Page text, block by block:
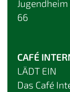
66
CAFÉ
LÄDT EIN
Das Café